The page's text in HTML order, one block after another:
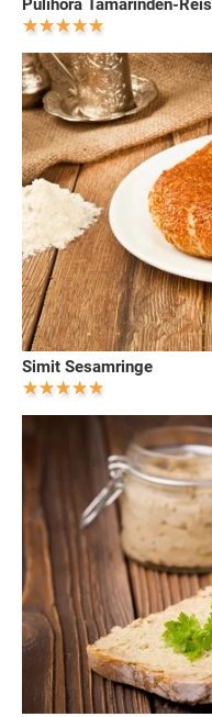
Pulihora Tamarinden-Reis
Simit Sesamringe